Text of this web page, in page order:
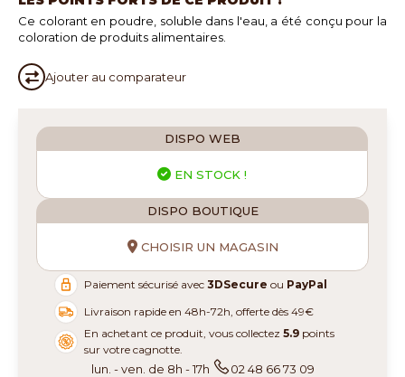
Ce colorant en poudre, soluble dans l'eau, a été conçu pour la
coloration de produits alimentaires.
Ajouter au comparateur
DISPO WEB
EN STOCK !
DISPO BOUTIQUE
CHOISIR UN MAGASIN
Paiement sécurisé avec3DSecure ou PayPal
Livraison rapide en 48h-72h, offerte dès 49€
En achetant ce produit, vous collectez5.9 points
sur votre cagnotte.
lun. - ven. de 8h - 17h 02 48 66 73 09